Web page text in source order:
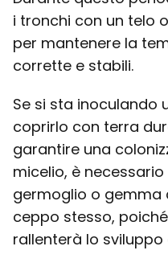
i tronchi con un telo
per mantenere la
corrette e stabili.
Se si sta inoculando
coprirlo con terra
garantire una
micelio, è
germoglio o gemma
ceppo stesso,
rallenterà lo